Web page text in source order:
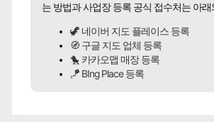
는 방법과 사업장 등록 공식 접수처는 아
🦖 네이버 지도 플레이스 등록
🧭 구글 지도 업체 등록
🐤 카카오맵 매장 등록
🪁 BIng Place 등록